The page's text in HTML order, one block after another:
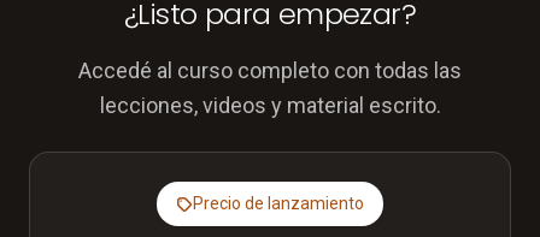
¿Listo para empezar?
Accedé al curso completo con todas las
lecciones, videos y material escrito.
Precio de lanzamiento